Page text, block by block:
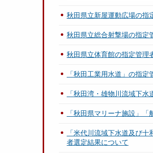
秋田県立新屋運動広場の指
秋田県立総合射撃場の指定
秋田県立体育館の指定管理
「秋田工業用水道」の指
「秋田湾・雄物川流域下
「秋田県マリーナ施設」
「米代川流域下水道及び
者選定結果について